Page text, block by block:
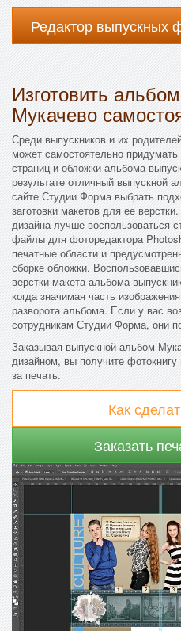
Редактор выпускных
Изготовить
Мукачево
Среди выпускников и их
может самостоятельно
страниц и обложки альбома
результате отличный выпускной
сайте Студии Форма выбрать
заготовки макетов для ее
дизайна лучше воспользоваться
файлы для фоторедактора
печатные области и
сборке обложки.
верстки макета альбома
когда значимая часть
разворота альбома. Если у вас
сотрудникам Студии Форма, они
Заказывая выпускной альбом
дизайном, вы получите фотокнигу
за печать.
Как
Заказать